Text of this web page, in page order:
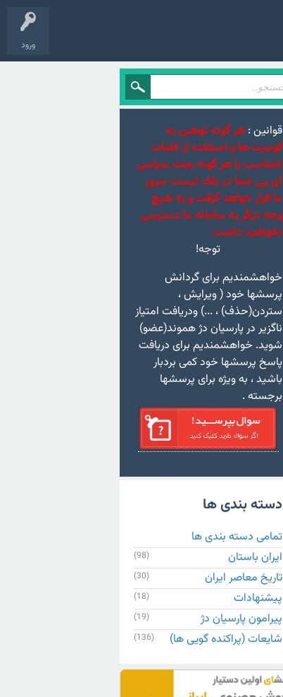
ورود
قوانین : هر گونه توهین به
قومیت ها و استفاده از کلمات
نامناسب یا هر گونه بحث سیاسی
آی پی شما در بلک لیست سرور
ما قرار خواهد گرفت و به هیچ
وجه دیگر به سامانه ما دسترسی
نخواهید داشت.
توجه!
خواهشمندیم برای گردانش
پرسشها خود ( ویرایش ،
ستردن(حذف) ، ...) ودریافت امتیاز
ناگزیر در پارسیان دژ هموند(عضو)
شوید. خواهشمندیم برای دریافت
پاسخ پرسشها خود کمی بردبار
باشید ، به ویژه برای پرسشها
برجسته .
دسته بندی ها
تمامی دسته بندی ها
ایران باستان
(98)
تاریخ معاصر ایران (30)
پیشنهادات (18)
پیرامون پارسیان دژ (19)
شایعات (پراکنده گویی ها) (136)